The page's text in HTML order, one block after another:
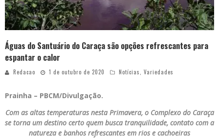
Águas do Santuário do Caraça são opções refrescantes para
espantar o calor
Redacao 1 de outubro de 2020 Notícias Variedades
Prainha – PBCM/Divulgação.
Com as altas temperaturas nesta Primavera, o Complexo do Caraça
se torna um destino certo quem busca tranquilidade, contato com a
natureza e banhos refrescantes em rios e cachoeiras